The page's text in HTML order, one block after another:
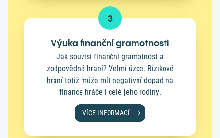
3
Výuka finanční gramotnosti
Jak souvisí finanční gramotnost a
zodpovědné hraní? Velmi úzce. Rizikové
hraní totiž může mít negativní dopad na
finance hráče i celé jeho rodiny.
VÍCE INFORMACÍ